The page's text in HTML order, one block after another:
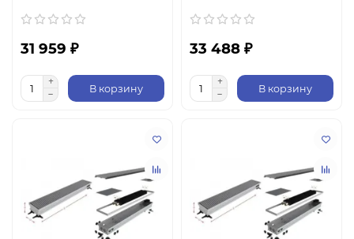
31 959 ₽
В корзину
33 488 ₽
В корзину